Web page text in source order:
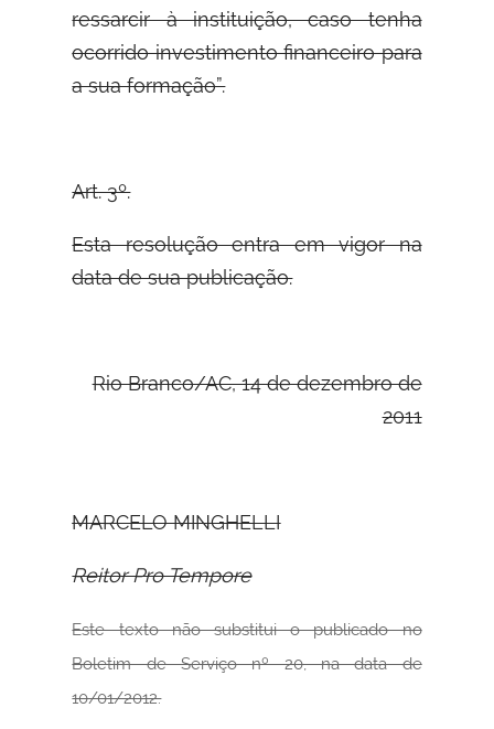
ressarcir à instituição, caso tenha
ocorrido investimento financeiro para
a sua formação”.
Art. 3º.
Esta resolução entra em vigor na
data de sua publicação.
Rio Branco/AC, 14 de dezembro de
2011
MARCELO MINGHELLI
Reitor Pro Tempore
Este texto não substitui o publicado no
Boletim de Serviço nº 20, na data de
10/01/2012.